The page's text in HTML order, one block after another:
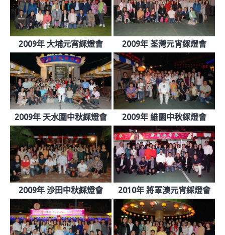
2009年 大埔元宵綵燈會 2009年 荃灣元宵綵燈會
2009年 天水圍中秋綵燈會 2009年 維園中秋綵燈會
2009年 沙田中秋綵燈會 2010年 將軍澳元宵綵燈會